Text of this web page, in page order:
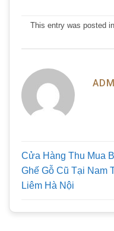
This entry was posted in
Cửa Hàng Thu Mua
Ghế Gỗ Cũ Tại Nam
Liêm Hà Nội